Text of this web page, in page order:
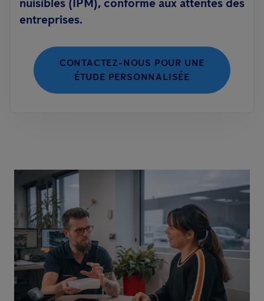
entreprises.
CONTACTEZ-NOUS POUR UNE
ÉTUDE PERSONNALISÉE